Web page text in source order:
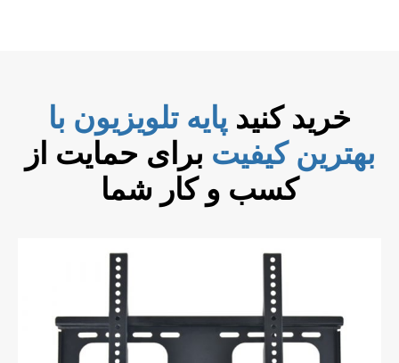
خرید کنید پایه تلویزیون با
بهترین کیفیت برای حمایت از
کسب و کار شما